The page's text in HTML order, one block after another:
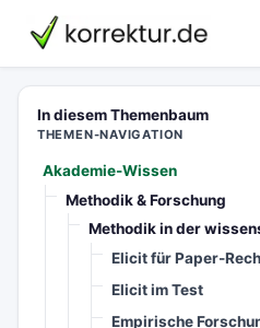
korrektur.de
In diesem Themenbaum
THEMEN-NAVIGATION
Akademie-Wissen
Methodik & Forschung
Methodik in der
Elicit für Paper-
Elicit im Test
Empirische